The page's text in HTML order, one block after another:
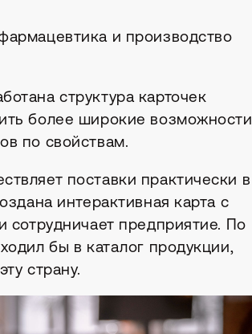
и производство
структура карточек
более широкие возможности
по свойствам.
поставки практически в
интерактивная карта с
сотрудничает предприятие. По
бы в каталог продукции,
страну.